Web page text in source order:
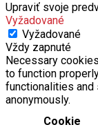
Upraviť svoje
Vyžadované
Vyžadované
Vždy zapnuté
Necessary
to function
functionalities
anonymously.
Cookie